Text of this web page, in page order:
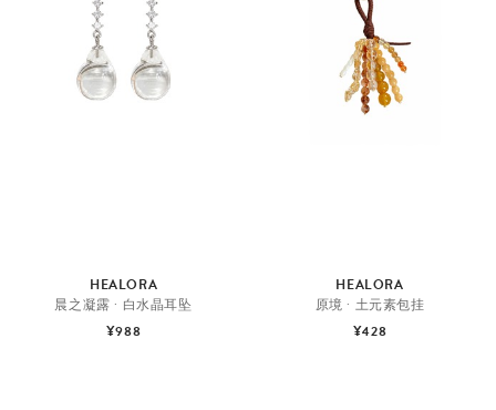
HEALORA
晨之凝露 · 白水晶耳坠
¥988
HEALORA
原境 · 土元素包挂
¥428